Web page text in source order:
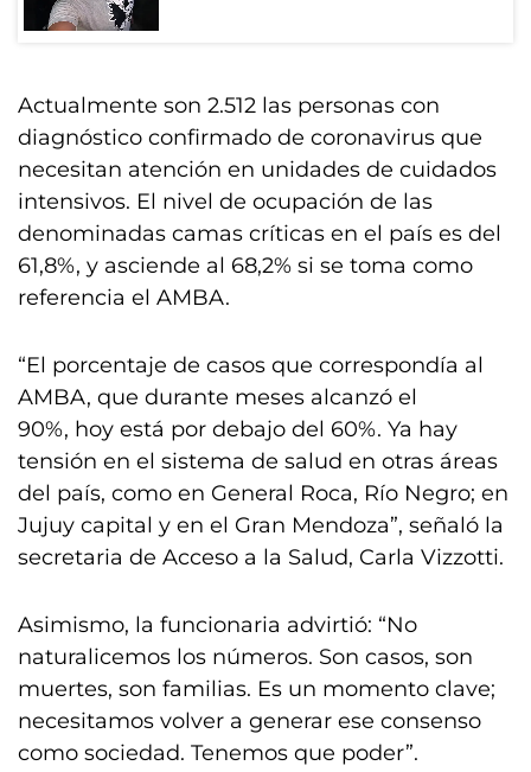
Actualmente son 2.512 las personas con
diagnóstico confirmado de coronavirus que
necesitan atención en unidades de cuidados
intensivos. El nivel de ocupación de las
denominadas camas críticas en el país es del
61,8%, y asciende al 68,2% si se toma como
referencia el AMBA.
“El porcentaje de casos que correspondía al
AMBA, que durante meses alcanzó el
90%, hoy está por debajo del 60%. Ya hay
tensión en el sistema de salud en otras áreas
del país, como en General Roca, Río Negro; en
Jujuy capital y en el Gran Mendoza”, señaló la
secretaria de Acceso a la Salud, Carla Vizzotti.
Asimismo, la funcionaria advirtió: “No
naturalicemos los números. Son casos, son
muertes, son familias. Es un momento clave;
necesitamos volver a generar ese consenso
como sociedad. Tenemos que poder”.